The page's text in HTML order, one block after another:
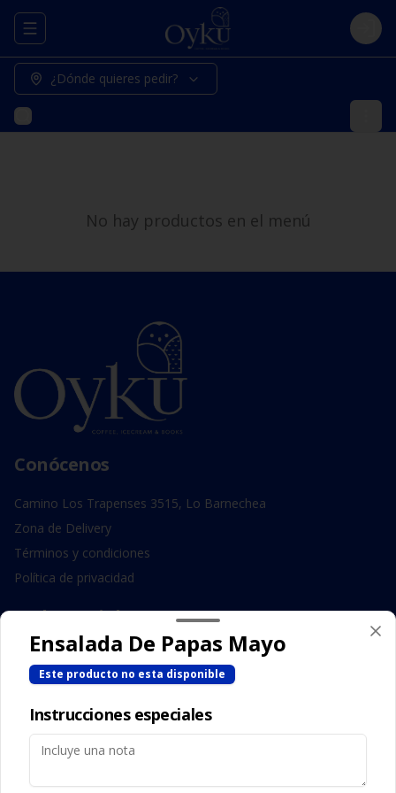
Abrir menu de navegación Login
¿Dónde quieres pedir?
No hay productos en el menú
Conócenos
Camino Los Trapenses 3515, Lo Barnechea
Zona de Delivery
Términos y condiciones
Política de privacidad
Redes sociales
Instagram
Facebook
Mi cuenta
Ensalada De Papas Mayo
Este producto no esta disponible
Instrucciones especiales